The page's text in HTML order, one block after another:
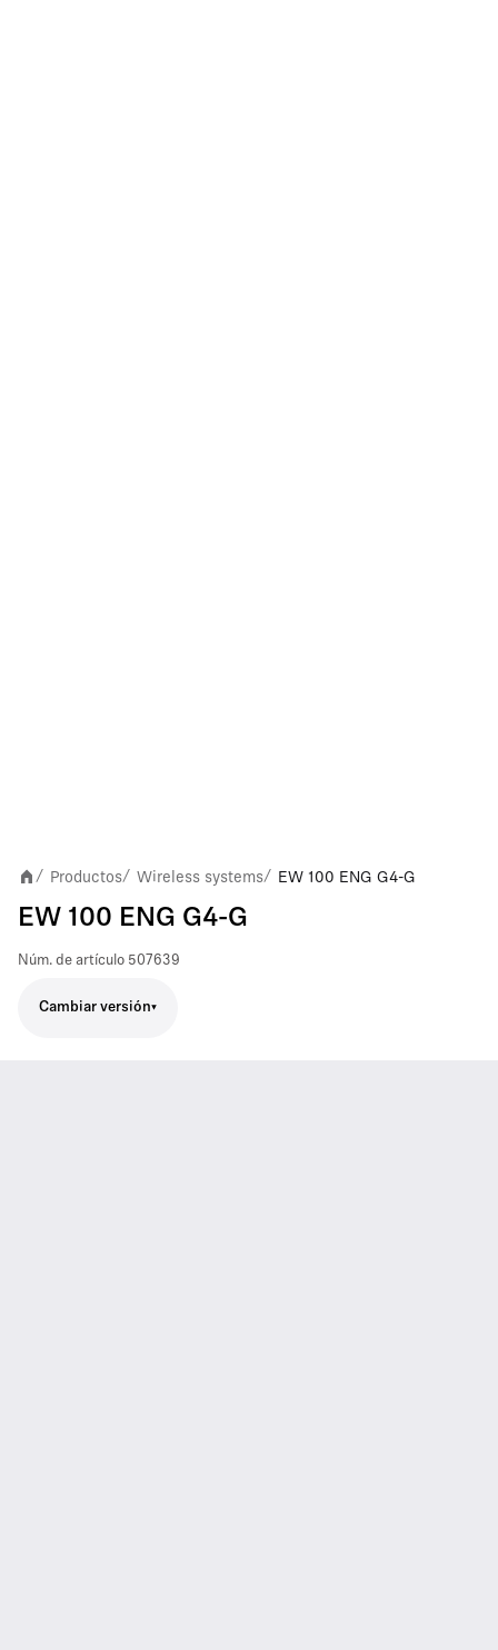
/ Productos/ Wireless systems/ EW 100 ENG G4-G
EW 100 ENG G4-G
Núm. de artículo 507639
Cambiar versión